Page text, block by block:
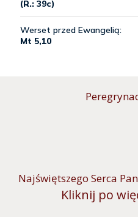
Najświętszego Serca
Kliknij po